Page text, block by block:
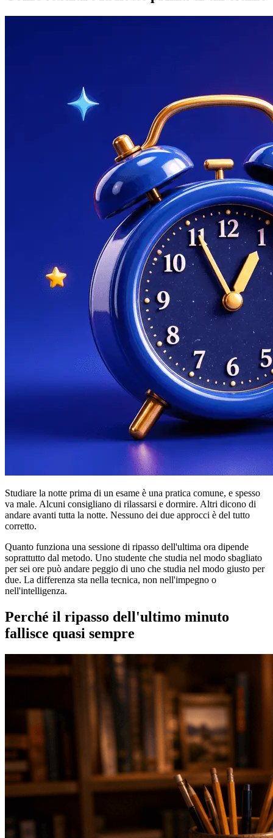
Studiare la notte prima di un esame è una pratica comune, e spesso
va male. Alcuni consigliano di rilassarsi e dormire. Altri dicono di
andare avanti tutta la notte. Nessuno dei due approcci è del tutto
corretto.
Quanto funziona una sessione di ripasso dell'ultima ora dipende
soprattutto dal metodo. Uno studente che studia nel modo sbagliato
per sei ore può andare peggio di uno che studia nel modo giusto per
due. La differenza sta nella tecnica, non nell'impegno o
nell'intelligenza.
Perché il ripasso dell'ultimo minuto
fallisce quasi sempre